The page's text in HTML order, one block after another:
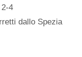
4
dallo Spezia